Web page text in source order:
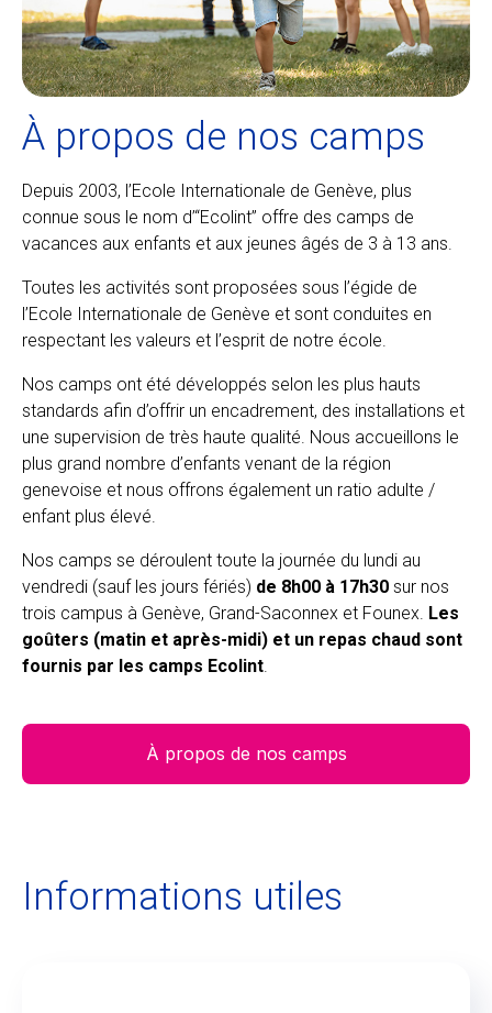
À propos de nos camps
Depuis 2003, l’Ecole Internationale de Genève, plus
connue sous le nom d’“Ecolint” offre des camps de
vacances aux enfants et aux jeunes âgés de 3 à 13 ans.
Toutes les activités sont proposées sous l’égide de
l’Ecole Internationale de Genève et sont conduites en
respectant les valeurs et l’esprit de notre école.
Nos camps ont été développés selon les plus hauts
standards afin d’offrir un encadrement, des installations et
une supervision de très haute qualité. Nous accueillons le
plus grand nombre d’enfants venant de la région
genevoise et nous offrons également un ratio adulte /
enfant plus élevé.
Nos camps se déroulent toute la journée du lundi au
vendredi (sauf les jours fériés) de 8h00 à 17h30 sur nos
trois campus à Genève, Grand-Saconnex et Founex. Les
goûters (matin et après-midi) et un repas chaud sont
fournis par les camps Ecolint
À propos de nos camps
Informations utiles